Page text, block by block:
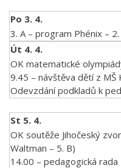
Po 3. 4.
3. A – program Phénix –
Út 4. 4.
OK matematické
9.45 – návštěva dětí z
Odevzdání podkladů k
St 5. 4.
OK soutěže Jihočeský
Waltman – 5. B)
14.00 – pedagogická rada